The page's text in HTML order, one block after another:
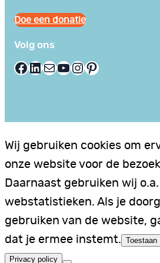
Doe een donatie
Volg ons
Facebook LinkedIn E-mail YouTube InstagramPinterest
Wij gebruiken cookies om
onze website voor de
Daarnaast gebruiken wij
webstatistieken. Als je
gebruiken van de website,
dat je ermee instemt. Toestaan
Privacy policy